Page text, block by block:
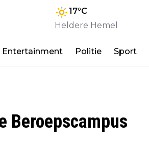
17°C
Heldere Hemel
Entertainment Politie Sport
Beroepscampus